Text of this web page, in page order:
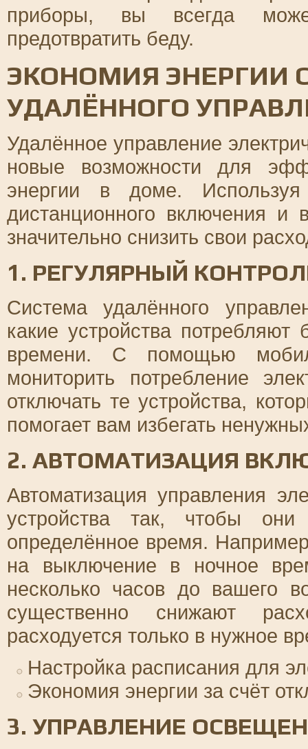
приборы, вы всегда
предотвратить беду.
ЭКОНОМИЯ
УДАЛЁННОГО
Удалённое управление
новые возможности для
энергии в доме.
дистанционного включения
значительно снизить свои
1. РЕГУЛЯРНЫЙ
Система удалённого
какие устройства
времени. С помощью
мониторить потребление
отключать те устройства,
помогает вам избегать
2. АВТОМАТИЗАЦИЯ
Автоматизация управления
устройства так, чтобы
определённое время.
на выключение в ночное
несколько часов до вашего
существенно снижают
расходуется только в нужное
Настройка расписания для
Экономия энергии за счёт
3. УПРАВЛЕНИЕ